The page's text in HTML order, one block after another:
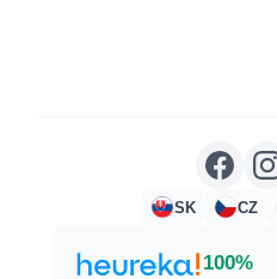
SK CZ
100%